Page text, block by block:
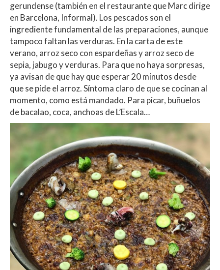
gerundense (también en el restaurante que Marc dirige
en Barcelona, Informal). Los pescados son el
ingrediente fundamental de las preparaciones, aunque
tampoco faltan las verduras. En la carta de este
verano, arroz seco con espardeñas y arroz seco de
sepia, jabugo y verduras. Para que no haya sorpresas,
ya avisan de que hay que esperar 20 minutos desde
que se pide el arroz. Síntoma claro de que se cocinan al
momento, como está mandado. Para picar, buñuelos
de bacalao, coca, anchoas de L’Escala…